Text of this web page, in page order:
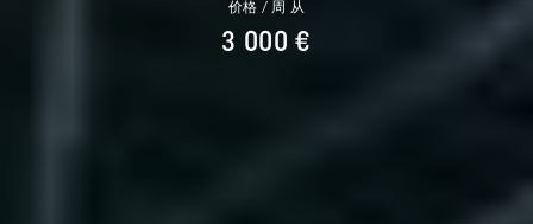
价格 / 周 从
3 000 €